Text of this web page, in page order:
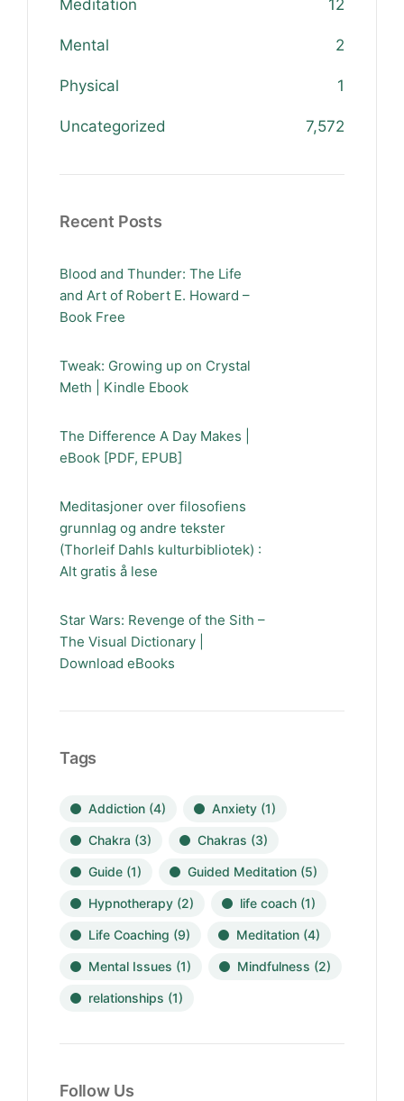
Meditation 12
Mental 2
Physical 1
Uncategorized 7,572
Recent Posts
Blood and Thunder: The Life
and Art of Robert E. Howard –
Book Free
Tweak: Growing up on Crystal
Meth | Kindle Ebook
The Difference A Day Makes |
eBook [PDF, EPUB]
Meditasjoner over filosofiens
grunnlag og andre tekster
(Thorleif Dahls kulturbibliotek) :
Alt gratis å lese
Star Wars: Revenge of the Sith –
The Visual Dictionary |
Download eBooks
Tags
Addiction (4) Anxiety (1)
Chakra (3) Chakras (3)
Guide (1) Guided Meditation (5)
Hypnotherapy (2) life coach (1)
Life Coaching (9) Meditation (4)
Mental Issues (1) Mindfulness (2)
relationships (1)
Follow Us